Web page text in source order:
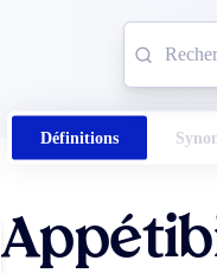
Définitions